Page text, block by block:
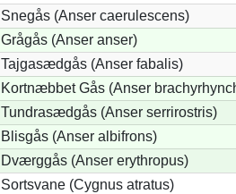
Snegås (Anser caerulescens)
Grågås (Anser anser)
Tajgasædgås (Anser fabalis)
Kortnæbbet Gås (Anser
Tundrasædgås (Anser serrirostris)
Blisgås (Anser albifrons)
Dværggås (Anser erythropus)
Sortsvane (Cygnus atratus)